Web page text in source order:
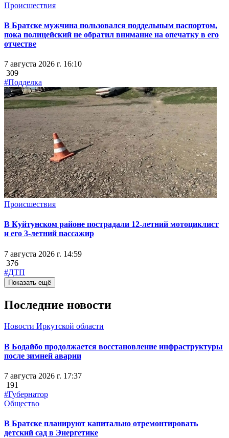
Происшествия
В Братске мужчина пользовался поддельным паспортом,
пока полицейский не обратил внимание на опечатку в его
отчестве
7 августа 2026 г. 16:10
309
#Подделка
Происшествия
В Куйтунском районе пострадали 12-летний мотоциклист
и его 3-летний пассажир
7 августа 2026 г. 14:59
376
#ДТП
Показать ещё
Последние новости
Новости Иркутской области
В Бодайбо продолжается восстановление инфраструктуры
после зимней аварии
7 августа 2026 г. 17:37
191
#Губернатор
Общество
В Братске планируют капитально отремонтировать
детский сад в Энергетике